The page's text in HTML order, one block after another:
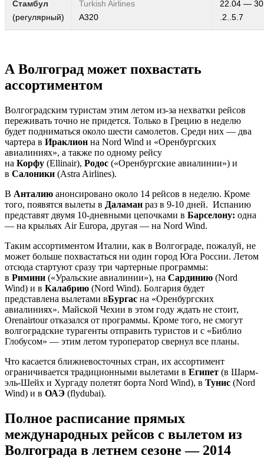
Стамбул
(регулярный)
Turkish Airlines
A320
22.04 —
.2..5.7
А Волгоград может похвастать
ассортиментом
Волгоградским туристам этим летом из-за нехватки рейсов
переживать точно не придется. Только в Грецию в неделю
будет подниматься около шести самолетов. Среди них — два
чартера в Ираклион на Nord Wind и «Оренбургских
авиалиниях», а также по одному рейсу
на Корфу (Ellinair), Родос («Оренбургские авиалинии») и
в Салоники (Astra Airlines).
В Анталию анонсировано около 14 рейсов в неделю. Кроме
того, появятся вылеты в Даламан раз в 9-10 дней. Испанию
представят двумя 10-дневными цепочками в Барселону: одна
— на крыльях Air Europa, другая — на Nord Wind.
Таким ассортиментом Италии, как в Волгограде, пожалуй, не
может больше похвастаться ни один город Юга России. Летом
отсюда стартуют сразу три чартерные программы:
в Римини («Уральские авиалинии»), на Сардинию (Nord
Wind) и в Калабрию (Nord Wind). Болгария будет
представлена вылетами вБургас на «Оренбургских
авиалиниях». Майской Чехии в этом году ждать не стоит,
Orenairtour отказался от программы. Кроме того, не смогут
волгоградские турагенты отправить туристов и с «Библио
Глобусом» — этим летом туроператор свернул все планы.
Что касается ближневосточных стран, их ассортимент
ограничивается традиционными вылетами в Египет (в Шарм-
эль-Шейх и Хургаду полетят борта Nord Wind), в Тунис (Nord
Wind) и в ОАЭ (flydubai).
Полное расписание прямых
международных рейсов с вылетом из
Волгограда в летнем сезоне — 2014